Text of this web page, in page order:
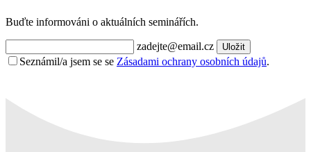
Buďte informováni o aktuálních seminářích.
zadejte@email.cz Uložit
Seznámil/a jsem se se Zásadami ochrany osobních údajů.